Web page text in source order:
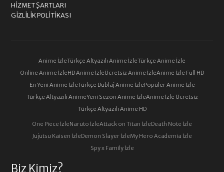
Biz Kimiz?
HIZMET ŞARTLARI
GIZLILIK POLITIKASI
Anime İzleTürkçe Altyazılı Anime İzleTürkçe Anime İzle
Online Anime İzleHD Anime İzleÜcretsiz Anime İzleAnime İzle Full HD
En Yeni Anime İzleTürkçe Dublaj Anime İzlePopüler Anime İzle
Türkçe Altyazılı AnimeYeni Sezon Anime İzleAnime İzle Ücretsiz
Türkçe Altyazılı Anime HD
One Piece İzleNaruto İzleAttack on Titan İzleDeath Note İzle
Jujutsu Kaisen İzleDemon Slayer İzleMy Hero Academia İzle
Spy x Family İzle